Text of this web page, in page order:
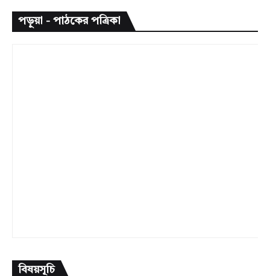
পড়ুয়া - পাঠকের পত্রিকা
বিষয়সূচি